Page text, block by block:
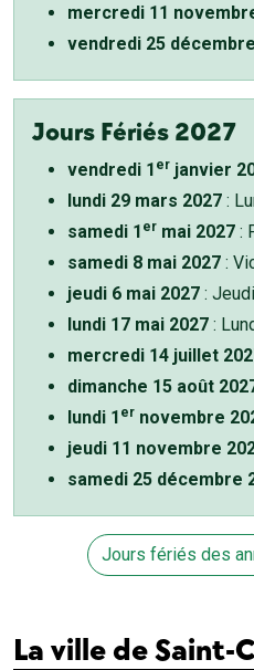
mercredi 11
vendredi 25
Jours Fériés 2027
vendredi 1 er janvier
lundi 29 mars 2027 :
samedi 1 er mai 2027 :
samedi 8 mai 2027 :
jeudi 6 mai 2027 :
lundi 17 mai 2027 :
mercredi 14 juillet
dimanche 15 août
lundi 1 er novembre
jeudi 11 novembre
samedi 25 décembre
Jours fériés des
La ville de Saint-